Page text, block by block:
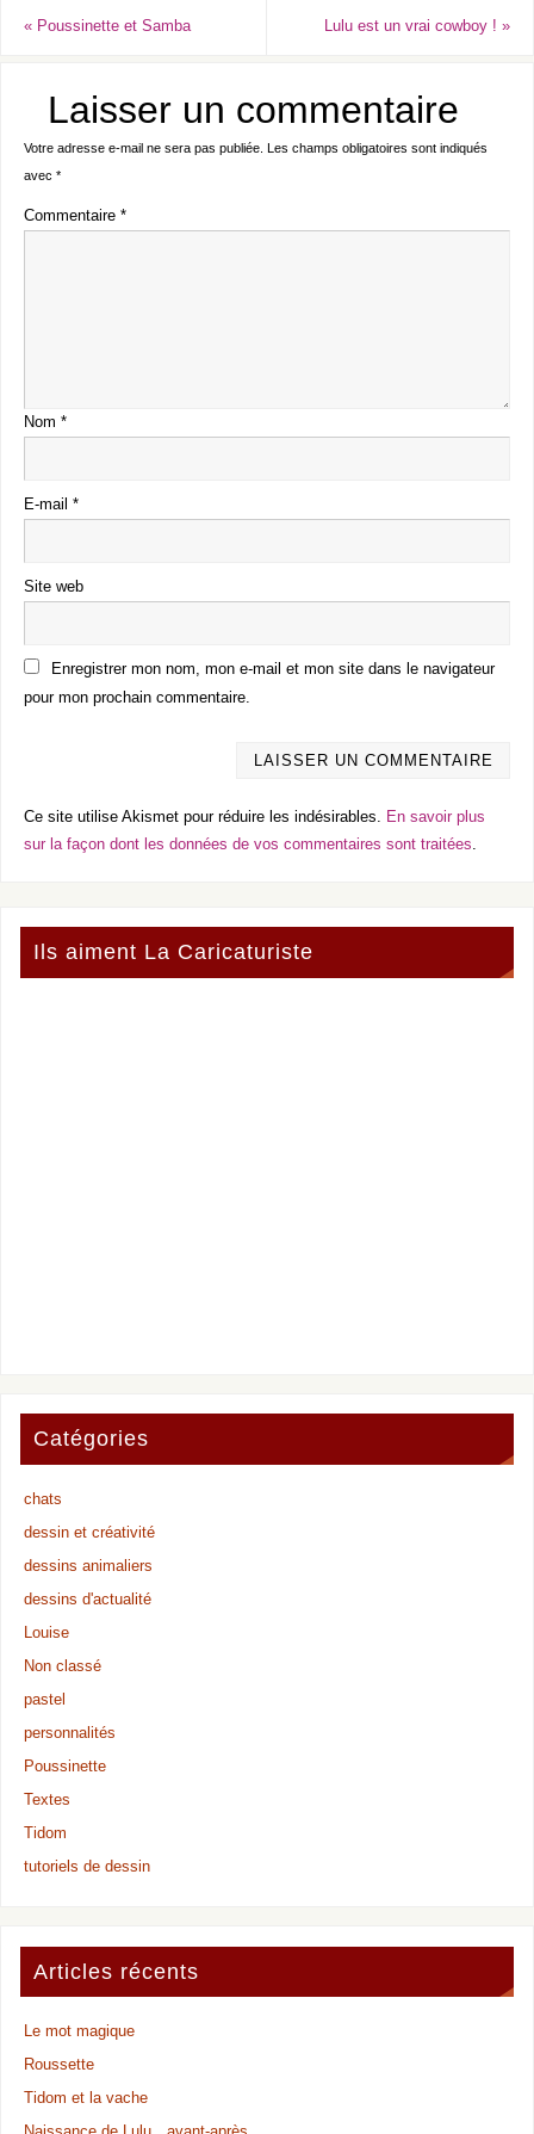
«Poussinette et Samba Lulu est un vrai cowboy !»
Laisser un commentaire
Votre adresse e-mail ne sera pas publiée.
Les champs obligatoires sont indiqués
avec *
Commentaire *
Nom *
E-mail *
Site web
Enregistrer mon nom, mon e-mail et mon site dans le navigateur
pour mon prochain commentaire.
Ce site utilise Akismet pour réduire les indésirables.
En savoir plus
sur la façon dont les données de vos commentaires sont traitées
Ils aiment La Caricaturiste
Catégories
chats
dessin et créativité
dessins animaliers
dessins d'actualité
Louise
Non classé
pastel
personnalités
Poussinette
Textes
Tidom
tutoriels de dessin
Articles récents
Le mot magique
Roussette
Tidom et la vache